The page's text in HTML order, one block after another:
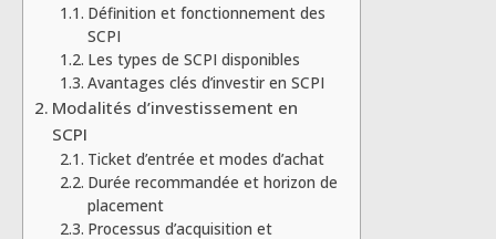
Définition et fonctionnement des
SCPI
Les types de SCPI disponibles
Avantages clés d’investir en SCPI
Modalités d’investissement en
SCPI
Ticket d’entrée et modes d’achat
Durée recommandée et horizon de
placement
Processus d’acquisition et